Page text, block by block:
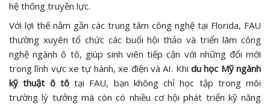
hệ thống truyền lực.
Với lợi thế nằm gần các trung tâm công nghệ tại Florida, FAU
thường xuyên tổ chức các buổi hội thảo và triển lãm công
nghệ ngành ô tô, giúp sinh viên tiếp cận với những đổi mới
trong lĩnh vực xe tự hành, xe điện và AI. Khi du học Mỹ ngành
kỹ thuật ô tô tại FAU, bạn không chỉ học tập trong môi
trường lý tưởng mà còn có nhiều cơ hội phát triển kỹ năng